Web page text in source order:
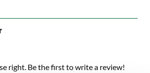
right. Be the first to write a review!